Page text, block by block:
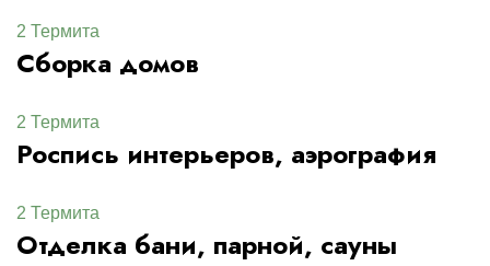
2 Термита
Сборка домов
2 Термита
Роспись интерьеров, аэрография
2 Термита
Отделка бани, парной, сауны